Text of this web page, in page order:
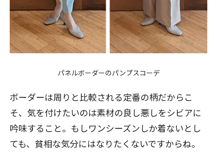
パネルボーダーのパンプスコーデ
ボーダーは周りと比較される定番の柄だからこ
そ、気を付けたいのは素材の良し悪しをシビアに
吟味すること。もしワンシーズンしか着ないとし
ても、貧相な気分にはなりたくないですからね。